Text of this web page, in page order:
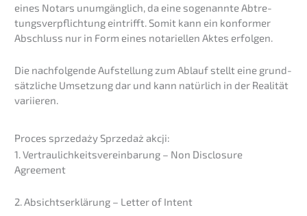
eines Notars unumgäng­lich, da eine sogenann­te Abtre­
tungs­ver­pflich­tung eintrifft. Somit kann ein konfor­mer
Abschluss nur in Form eines notari­el­len Aktes erfolgen.
Die nachfol­gen­de Aufstel­lung zum Ablauf stellt eine grund­
sätz­li­che Umset­zung dar und kann natür­lich in der Reali­tät
variieren.
Proces sprze­daży Sprze­daż akcji:
1. Vertrau­lich­keits­ver­ein­ba­rung – Non Disclo­sure
Agreement
2. Absichts­er­klä­rung – Letter of Intent